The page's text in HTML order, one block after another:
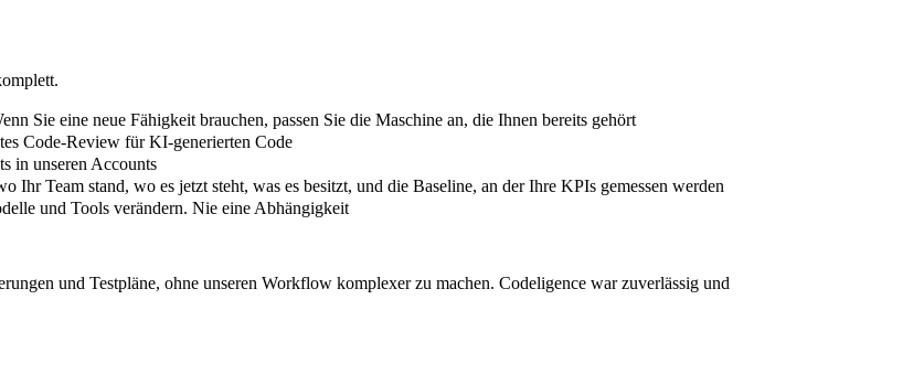
Sie eine neue Fähigkeit brauchen, passen Sie die Maschine an, die Ihnen bereits gehört
Code-Review für KI-generierten Code
in unseren Accounts
Team stand, wo es jetzt steht, was es besitzt, und die Baseline, an der Ihre KPIs gemessen werden
und Tools verändern. Nie eine Abhängigkeit
und Testpläne, ohne unseren Workflow komplexer zu machen. Codeligence war zuverlässig und